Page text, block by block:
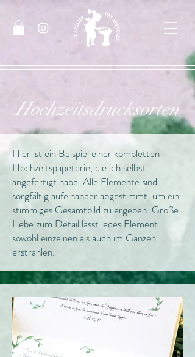
Hochzeitsdrucksorten
Hier ist ein Beispiel einer kompletten
Hochzeitspapeterie, die ich selbst
angefertigt habe. Alle Elemente sind
sorgfältig aufeinander abgestimmt, um ein
stimmiges Gesamtbild zu ergeben. Große
Liebe zum Detail lässt jedes Element
sowohl einzelnen als auch im Ganzen
erstrahlen.